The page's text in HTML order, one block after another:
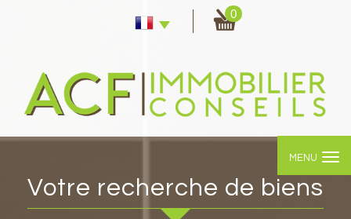
0
MENU
votre recherche de biens